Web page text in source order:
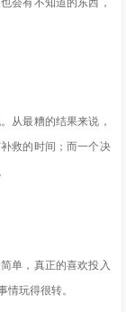
从最糟的结果来说，
救的时间；而一个决
单，真正的喜欢投入
情玩得很转。